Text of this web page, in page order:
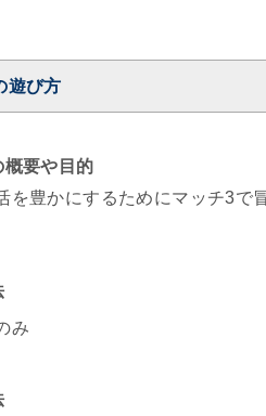
遊び方
概要や目的
を豊かにするためにマッチ3で
み